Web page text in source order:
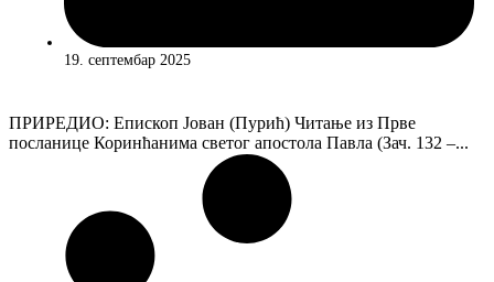
19. септембар 2025
ПРИРЕДИО: Епископ Јован (Пурић) Читање из Прве
посланице Коринћанима светог апостола Павла (Зач. 132 –...